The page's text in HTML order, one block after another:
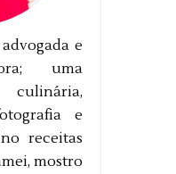
advogada e
uma
e
receitas
mostro